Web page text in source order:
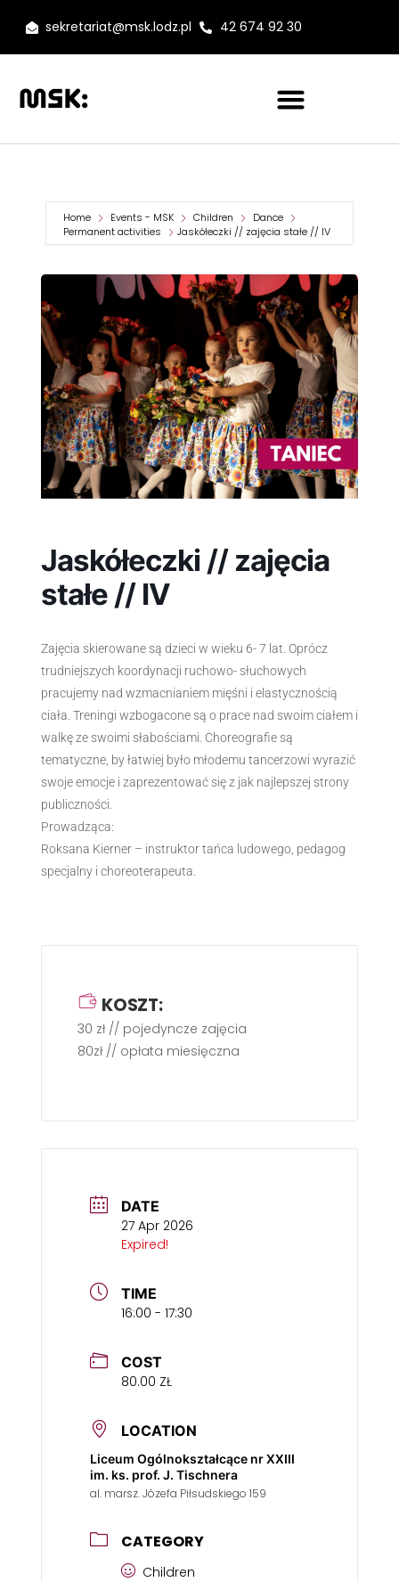
sekretariat@msk.lodz.pl 42 674 92 30
Home Events - MSK Children
Dance
Permanent activities
Jaskółeczki // zajęcia stałe // IV
Jaskółeczki // zajęcia
stałe // IV
Zajęcia skierowane są dzieci w wieku 6- 7 lat. Oprócz
trudniejszych koordynacji ruchowo- słuchowych
pracujemy nad wzmacnianiem mięśni i elastycznością
ciała. Treningi wzbogacone są o prace nad swoim ciałem i
walkę ze swoimi słabościami. Choreografie są
tematyczne, by łatwiej było młodemu tancerzowi wyrazić
swoje emocje i zaprezentować się z jak najlepszej strony
publiczności.
Prowadząca:
Roksana Kierner – instruktor tańca ludowego, pedagog
specjalny i choreoterapeuta.
KOSZT:
30 zł // pojedyncze zajęcia
80zł // opłata miesięczna
DATE
27 Apr 2026
Expired!
TIME
16:00 - 17:30
COST
80.00 ZŁ
LOCATION
Liceum Ogólnokształcące nr XXIII
im. ks. prof. J. Tischnera
al. marsz. Józefa Piłsudskiego 159
CATEGORY
Children